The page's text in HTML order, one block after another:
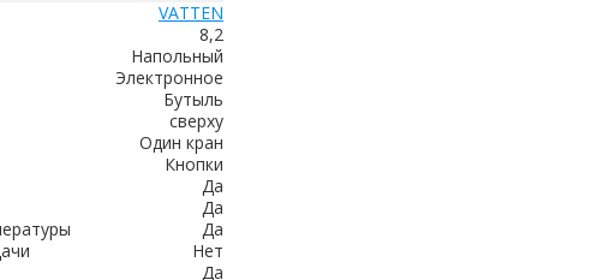
VATTEN
8,2
Напольный
Электронное
Бутыль
сверху
Один кран
Кнопки
Да
Да
Да
Нет
Да